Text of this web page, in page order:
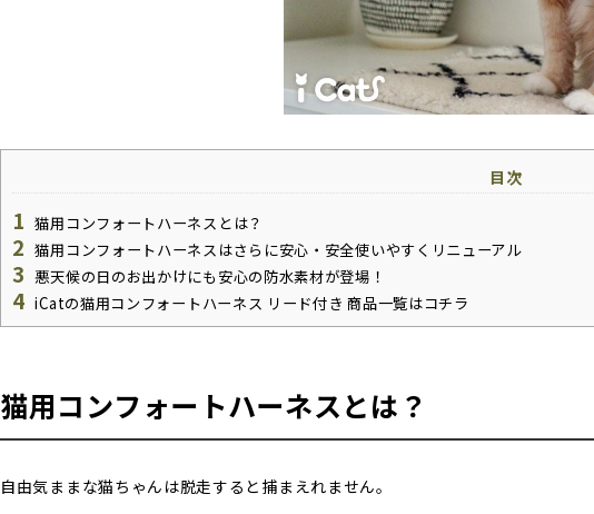
目次
1 猫用コンフォートハーネスとは？
2 猫用コンフォートハーネスはさらに安心・安全使いやすくリニューアル
3 悪天候の日のお出かけにも安心の防水素材が登場！
4 iCatの猫用コンフォートハーネス リード付き 商品一覧はコチラ
猫用コンフォートハーネスとは？
自由気ままな猫ちゃんは脱走すると捕まえれません。